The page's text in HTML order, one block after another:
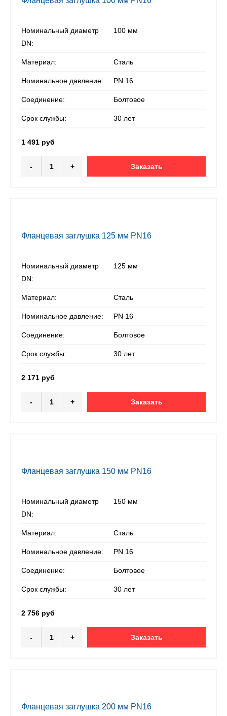
Номинальный диаметр
DN:
100 мм
Материал: Сталь
Номинальное давление: PN 16
Соединение: Болтовое
Срок службы: 30 лет
1 491 руб
- + Заказать
Фланцевая заглушка 125 мм PN16
Номинальный диаметр
DN:
125 мм
Материал: Сталь
Номинальное давление: PN 16
Соединение: Болтовое
Срок службы: 30 лет
2 171 руб
- + Заказать
Фланцевая заглушка 150 мм PN16
Номинальный диаметр
DN:
150 мм
Материал: Сталь
Номинальное давление: PN 16
Соединение: Болтовое
Срок службы: 30 лет
2 756 руб
- + Заказать
Фланцевая заглушка 200 мм PN16